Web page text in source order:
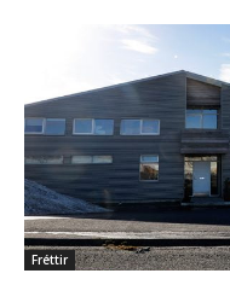
Fréttir